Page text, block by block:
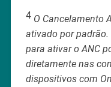
4O Cancelamento
ativado por padrão.
para ativar o ANC
diretamente nas
dispositivos com